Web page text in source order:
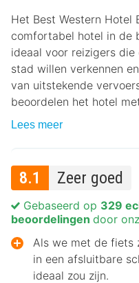
Het Best Western Hotel
comfortabel hotel in de
ideaal voor reizigers
stad willen verkennen
van uitstekende
beoordelen het hotel
Lees meer
8.1 Zeer goed
Gebaseerd op 329
beoordelingen door
Als we met de fiets
in een afsluitbare
ideaal zou zijn.